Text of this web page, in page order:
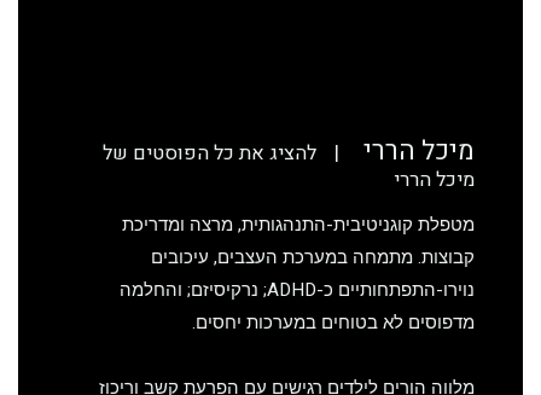
מיכל הררי |
להציג את כל הפוסטים של
מיכל הררי
מטפלת קוגניטיבית-התנהגותית, מרצה ומדריכת
קבוצות. מתמחה במערכת העצבים, עיכובים
נוירו-התפתחותיים כ-ADHD; נרקיסיזם; והחלמה
מדפוסים לא בטוחים במערכות יחסים.
מלווה הורים לילדים רגישים עם הפרעת קשב וריכוז